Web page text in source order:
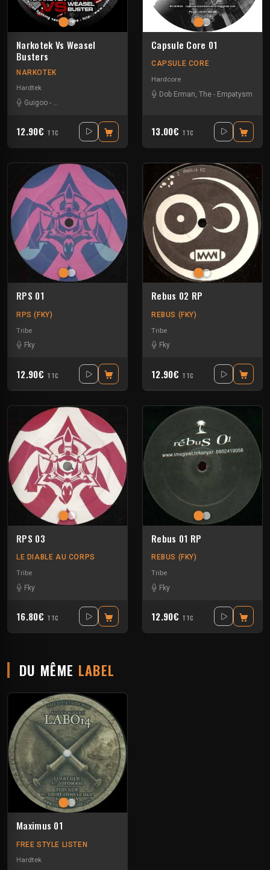
Narkotek Vs Weasel
Busters
NARKOTEK
Hardtek
Guigoo - Mat Weasel busters
12.90€ TTC
Capsule Core 01
CAPSULE CORE
Hardcore
Dob Erman, The - Empatysm
13.00€ TTC
RPS 01
RPS (FKY)
Tribe
Fky
12.90€ TTC
Rebus 02 RP
REBUS (FKY)
Tribe
Fky
12.90€ TTC
RPS 03
LE DIABLE AU CORPS
Tribe
Fky
16.80€ TTC
Rebus 01 RP
REBUS (FKY)
Tribe
Fky
12.90€ TTC
DU MÊME LABEL
Maximus 01
FREE STYLE LISTEN
Hardtek